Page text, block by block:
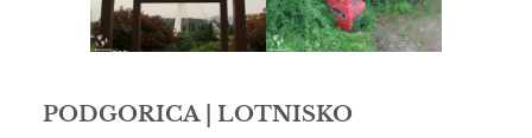
PODGORICA | LOTNISKO